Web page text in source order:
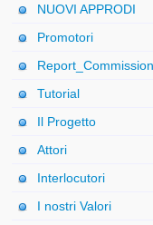
NUOVI APPRODI
Promotori
Tutorial
Il Progetto
Attori
Interlocutori
I nostri Valori